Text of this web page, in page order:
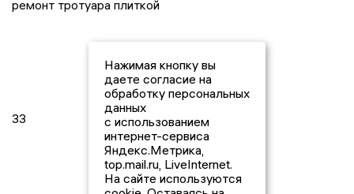
ремонт тротуара плиткой
33
Нажимая кнопку вы
даете согласие на
обработку персональных
данных
с использованием
интернет-сервиса
Яндекс.Метрика,
top.mail.ru, LiveInternet.
На сайте используются